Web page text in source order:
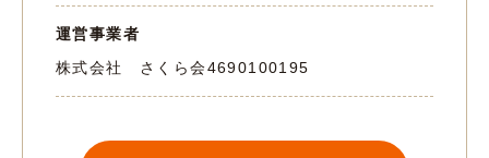
運営事業者
株式会社 さくら会4690100195